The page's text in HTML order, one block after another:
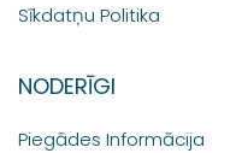
Sīkdatņu Politika
NODERĪGI
Piegādes Informācija